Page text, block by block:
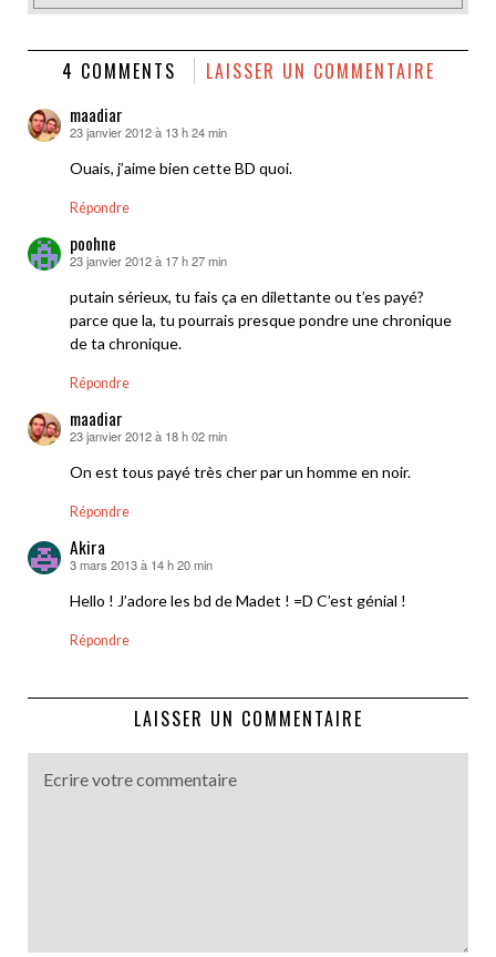
4 COMMENTS LAISSER UN COMMENTAIRE
maadiar
dit :
23 janvier 2012 à 13 h 24 min
Ouais, j’aime bien cette BD quoi.
Répondre
poohne
dit :
23 janvier 2012 à 17 h 27 min
putain sérieux, tu fais ça en dilettante ou t’es payé?
parce que la, tu pourrais presque pondre une chronique
de ta chronique.
Répondre
maadiar
dit :
23 janvier 2012 à 18 h 02 min
On est tous payé très cher par un homme en noir.
Répondre
Akira
dit :
3 mars 2013 à 14 h 20 min
Hello ! J’adore les bd de Madet ! =D C’est génial !
Répondre
LAISSER UN COMMENTAIRE